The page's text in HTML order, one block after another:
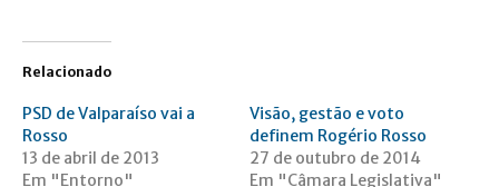
Relacionado
PSD de Valparaíso vai a
Rosso
13 de abril de 2013
Em "Entorno"
Visão, gestão e voto
definem Rogério Rosso
27 de outubro de 2014
Em "Câmara Legislativa"